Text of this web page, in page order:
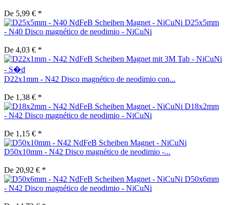
De 5,99 € *
D25x5mm
- N40 Disco magnético de neodimio - NiCuNi
De 4,03 € *
D22x1mm - N42 Disco magnético de neodimio con...
De 1,38 € *
D18x2mm
- N42 Disco magnético de neodimio - NiCuNi
De 1,15 € *
D50x10mm - N42 Disco magnético de neodimio -...
De 20,92 € *
D50x6mm
- N42 Disco magnético de neodimio - NiCuNi